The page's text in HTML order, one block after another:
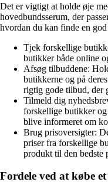
Det er vigtigt at holde øje
hovedbundsserum, der
hvordan du kan finde en
Tjek forskellige
butikker både online
Afsøg tilbuddene:
butikkerne og på
rigtig gode tilbud, der
Tilmeld dig
forskellige butikker
blive informeret om
Brug prisoversigter:
priser fra forskellige
produkt til den bedste
Fordele ved at købe